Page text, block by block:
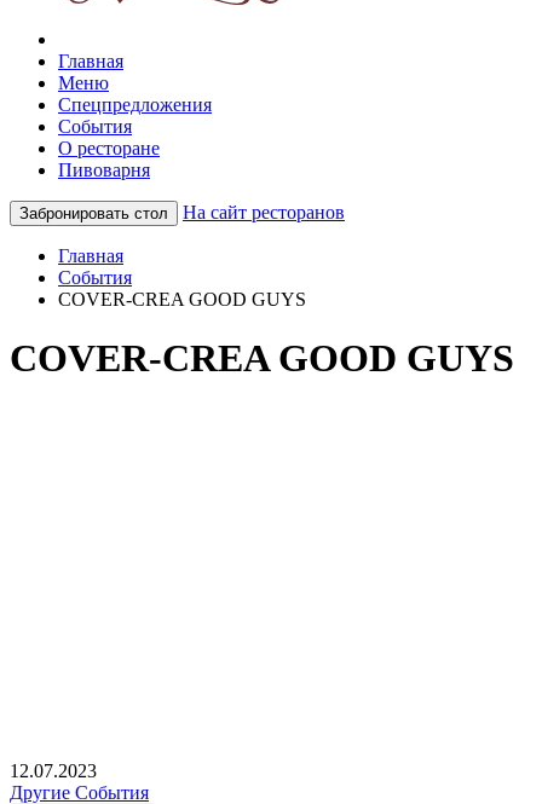
Главная
Меню
Спецпредложения
События
О ресторане
Пивоварня
Забронировать стол На сайт ресторанов
Главная
События
COVER-CREA GOOD GUYS
COVER-CREA GOOD GUYS
12.07.2023
Другие События